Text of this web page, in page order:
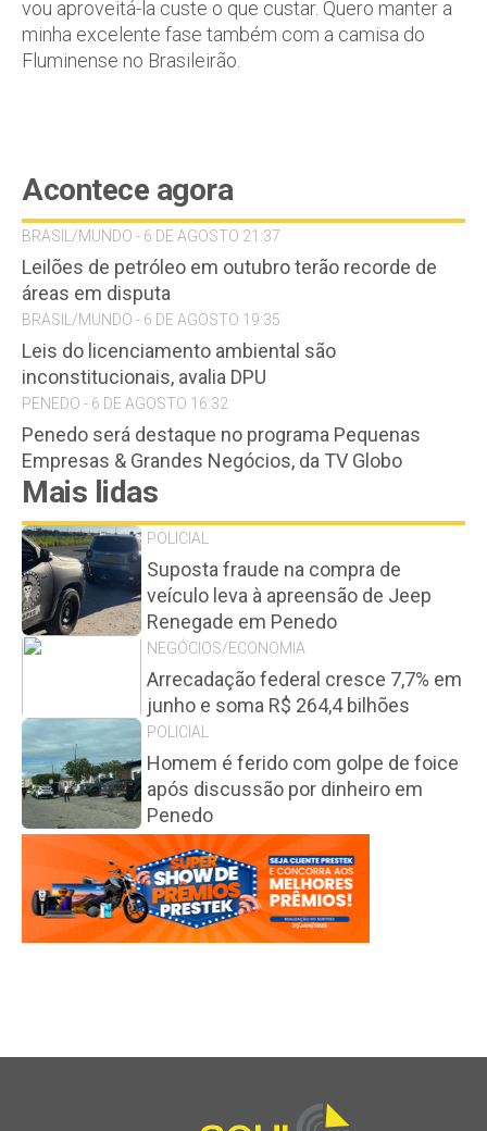
vou aproveitá-la custe o que custar. Quero manter a
minha excelente fase também com a camisa do
Fluminense no Brasileirão.
Acontece agora
BRASIL/MUNDO - 6 DE AGOSTO 21:37
Leilões de petróleo em outubro terão recorde de
áreas em disputa
BRASIL/MUNDO - 6 DE AGOSTO 19:35
Leis do licenciamento ambiental são
inconstitucionais, avalia DPU
PENEDO - 6 DE AGOSTO 16:32
Penedo será destaque no programa Pequenas
Empresas & Grandes Negócios, da TV Globo
Mais lidas
POLICIAL
Suposta fraude na compra de
veículo leva à apreensão de Jeep
Renegade em Penedo
NEGÓCIOS/ECONOMIA
Arrecadação federal cresce 7,7% em
junho e soma R$ 264,4 bilhões
POLICIAL
Homem é ferido com golpe de foice
após discussão por dinheiro em
Penedo